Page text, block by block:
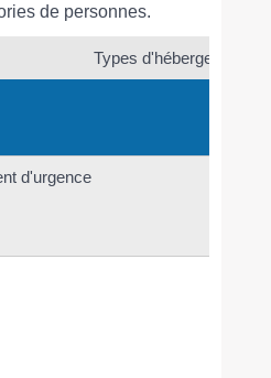
de personnes.
Types d'hébergement
d'urgence